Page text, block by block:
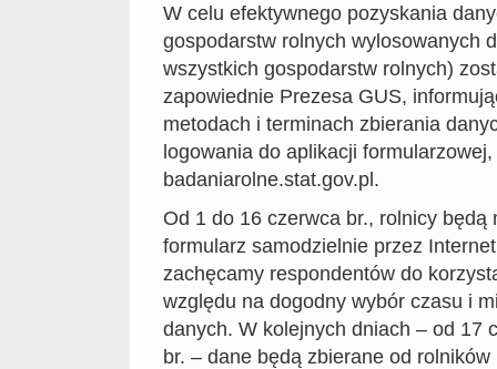
W celu efektywnego pozyskania
gospodarstw rolnych wylosowanych
wszystkich gospodarstw rolnych)
zapowiednie Prezesa GUS,
metodach i terminach zbierania
logowania do aplikacji
badaniarolne.stat.gov.pl.
Od 1 do 16 czerwca br., rolnicy będą
formularz samodzielnie przez
zachęcamy respondentów do
względu na dogodny wybór czasu i
danych. W kolejnych dniach – od 17
br. – dane będą zbierane od